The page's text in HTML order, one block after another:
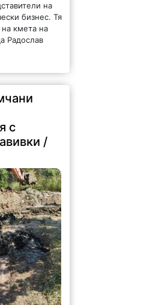
на
бизнес. Тя
кмета на
Радослав
с
/